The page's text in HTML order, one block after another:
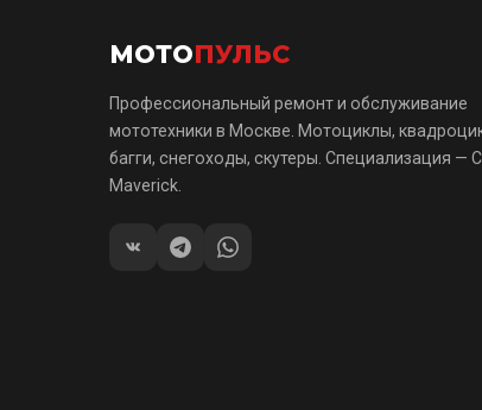
МОТОПУЛЬС
Профессиональный ремонт и обслуживание
мототехники в Москве. Мотоциклы,
багги, снегоходы, скутеры. Специализация —
Maverick.